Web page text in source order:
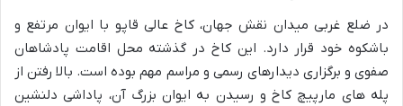
در ضلع غربی میدان نقش جهان، کاخ عالی قاپو با ایوان مرتفع و
باشکوه خود قرار دارد. این کاخ در گذشته محل اقامت پادشاهان
صفوی و برگزاری دیدارهای رسمی و مراسم مهم بوده است. بالا رفتن از
پله های مارپیچ کاخ و رسیدن به ایوان بزرگ آن، پاداشی دلنشین